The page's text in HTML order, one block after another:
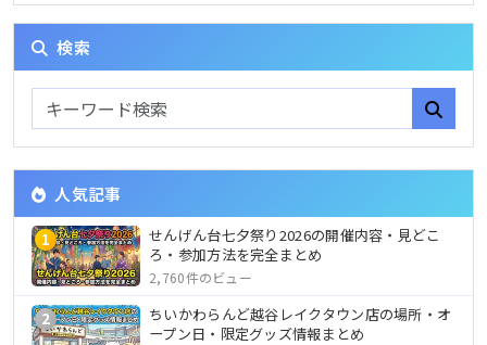
検索
人気記事
1
せんげん台七夕祭り2026の開催内容・見どこ
ろ・参加方法を完全まとめ
2,760件のビュー
2
ちいかわらんど越谷レイクタウン店の場所・オ
ープン日・限定グッズ情報まとめ